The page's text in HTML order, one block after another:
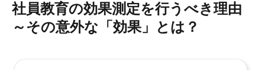
社員教育の効果測定を行うべき理由
～その意外な「効果」とは？